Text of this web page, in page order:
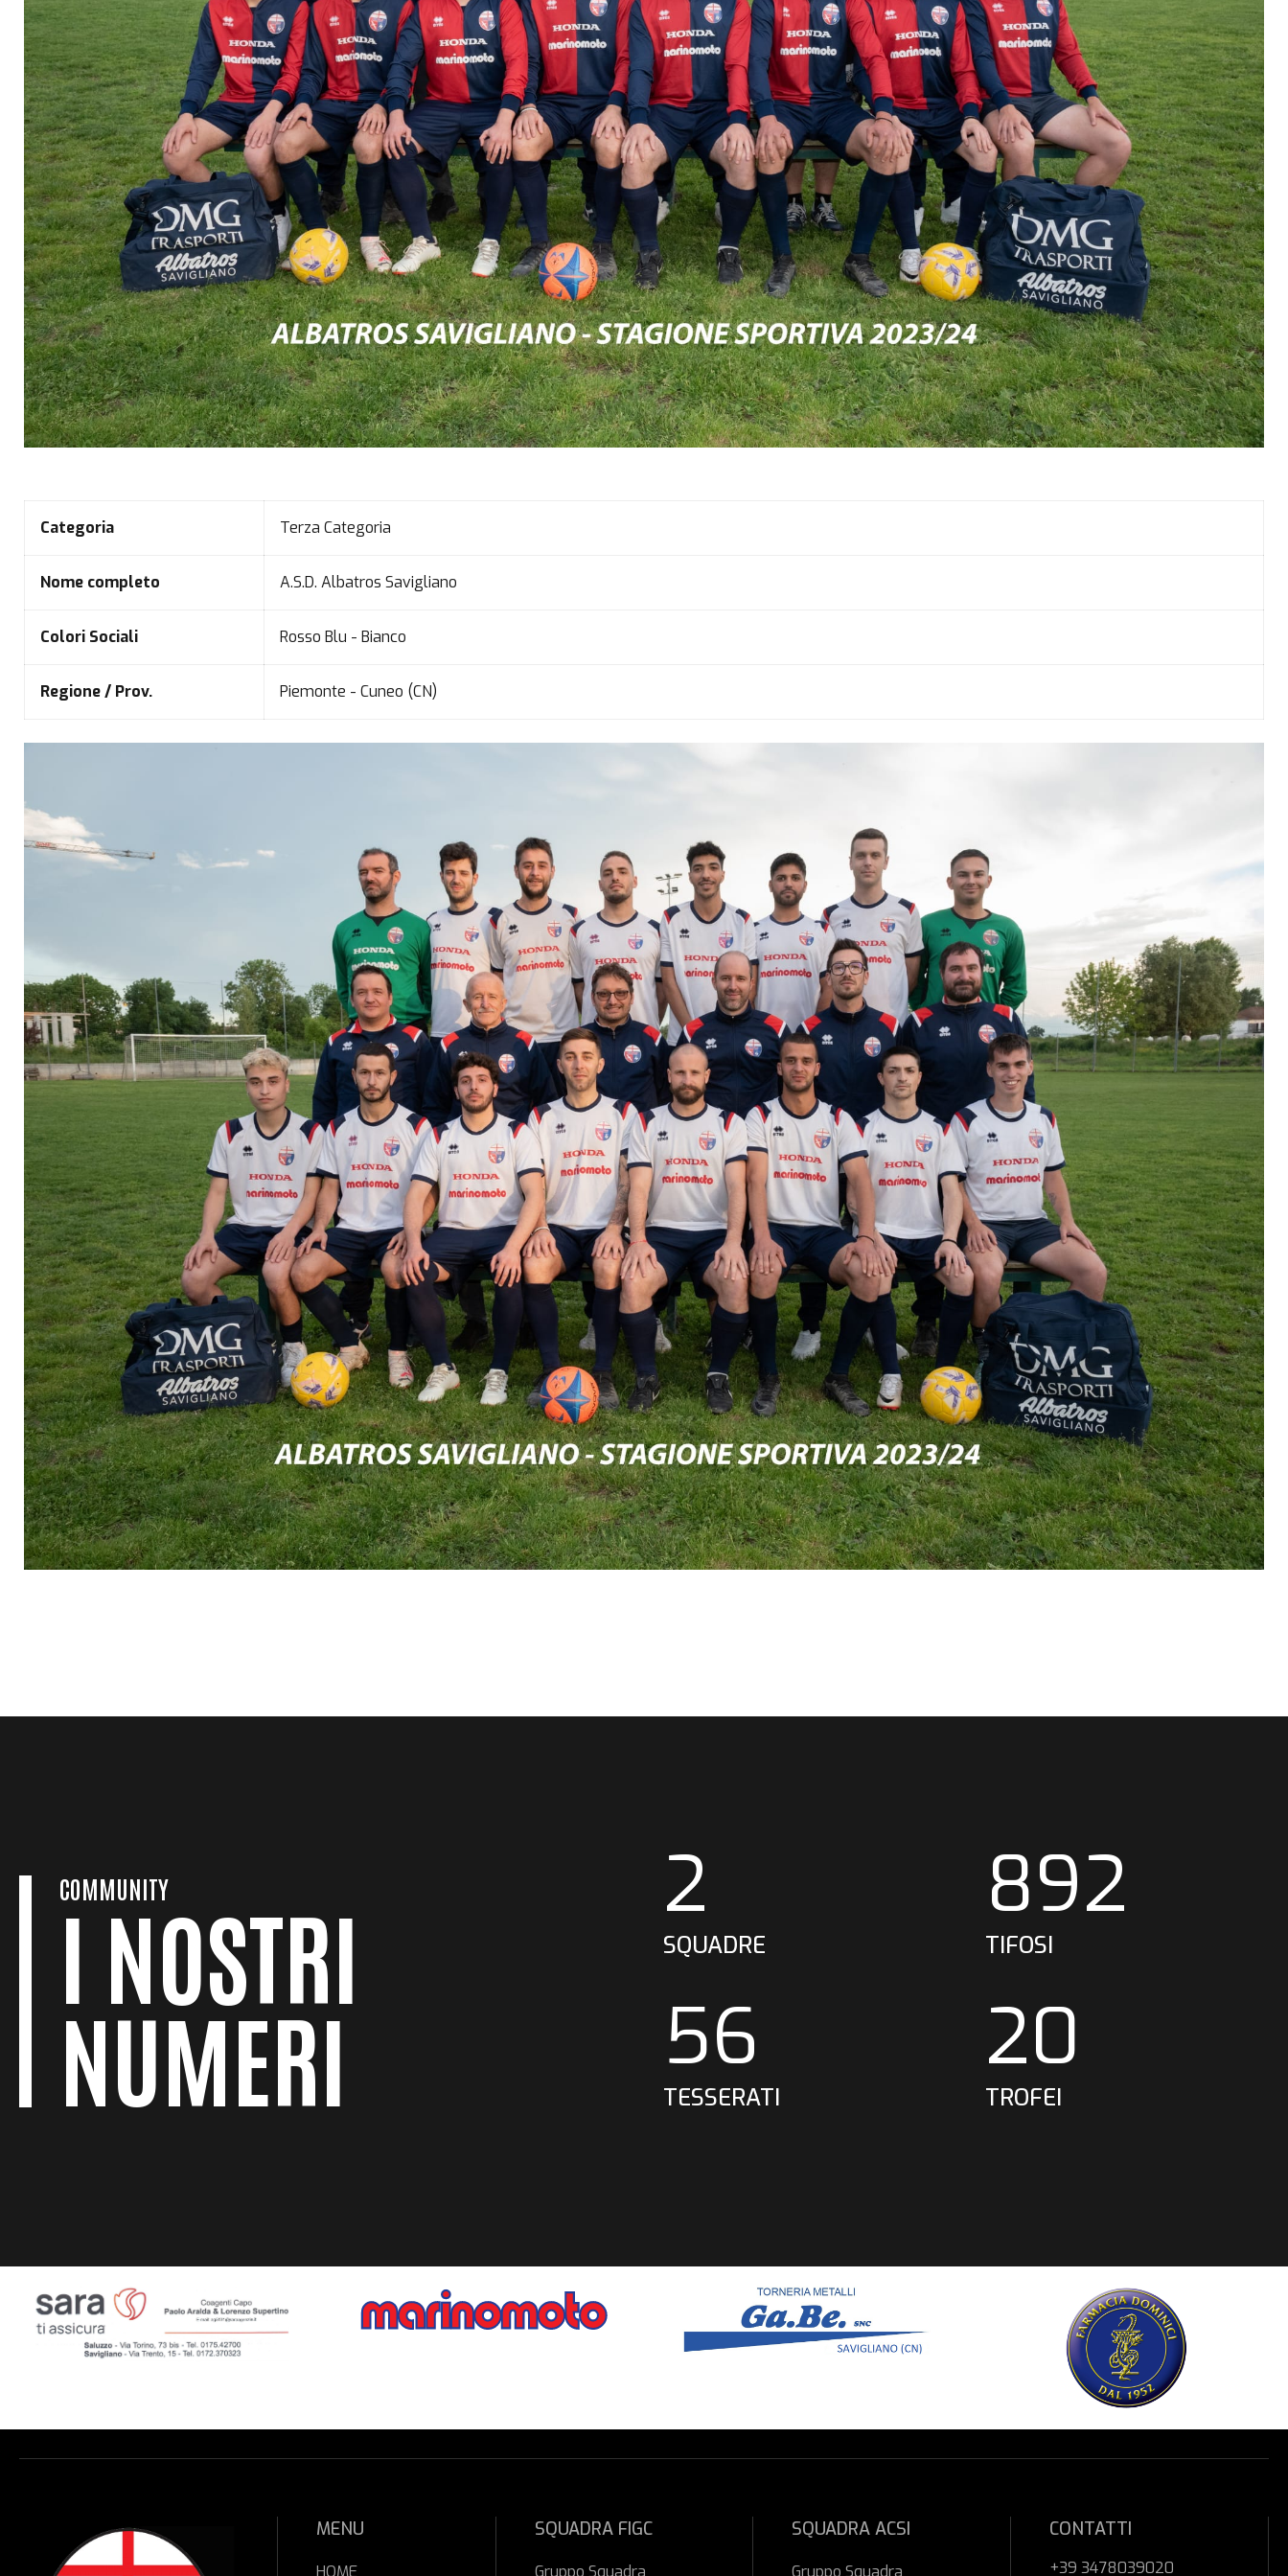
Attendi Grazie...
Categoria Terza Categoria
Nome completo A.S.D. Albatros Savigliano
Colori Sociali Rosso Blu - Bianco
Regione / Prov. Piemonte - Cuneo (CN)
COMMUNITY
I NOSTRI
NUMERI
2
SQUADRE
892
TIFOSI
56
TESSERATI
20
TROFEI
MENU
HOME
SQUADRA FIGC
Gruppo Squadra
SQUADRA ACSI
Gruppo Squadra
CONTATTI
+39 3478039020